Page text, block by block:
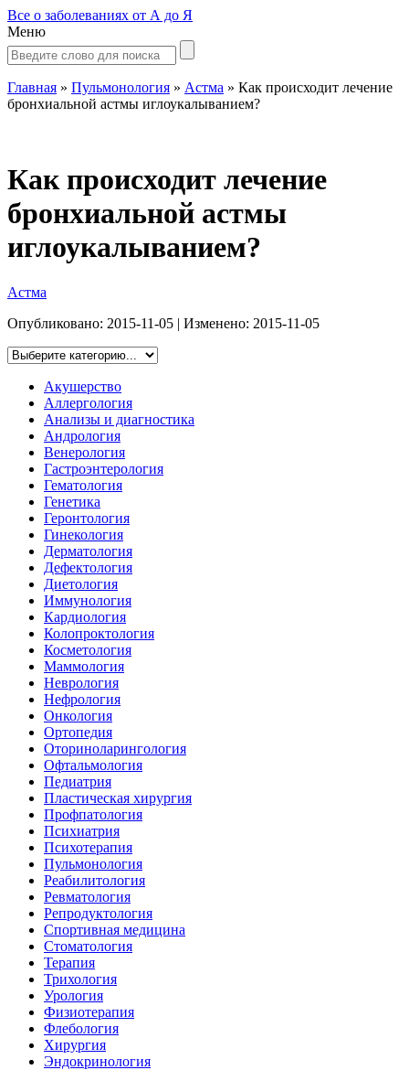
Все о заболеваниях от А до Я
Меню
Главная » Пульмонология » Астма » Как происходит лечение
бронхиальной астмы иглоукалыванием?
Как происходит лечение
бронхиальной астмы
иглоукалыванием?
Астма
Опубликовано: 2015-11-05 | Изменено: 2015-11-05
Акушерство
Аллергология
Анализы и диагностика
Андрология
Венерология
Гастроэнтерология
Гематология
Генетика
Геронтология
Гинекология
Дерматология
Дефектология
Диетология
Иммунология
Кардиология
Колопроктология
Косметология
Маммология
Неврология
Нефрология
Онкология
Ортопедия
Оториноларингология
Офтальмология
Педиатрия
Пластическая хирургия
Профпатология
Психиатрия
Психотерапия
Пульмонология
Реабилитология
Ревматология
Репродуктология
Спортивная медицина
Стоматология
Терапия
Трихология
Урология
Физиотерапия
Флебология
Хирургия
Эндокринология